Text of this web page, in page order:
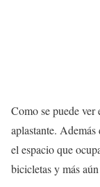
Como se puede ver
aplastante.
el espacio que
bicicletas y más